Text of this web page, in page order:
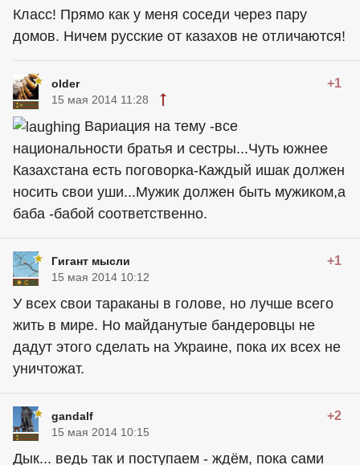
Класс! Прямо как у меня соседи через пару
домов. Ничем русские от казахов не отличаются!
older +1
15 мая 2014 11:28
Вариация на тему -все
национальности братья и сестры...Чуть южнее
Казахстана есть поговорка-Каждый ишак должен
носить свои уши...Мужик должен быть мужиком,а
баба -бабой соответственно.
Гигант мысли +1
15 мая 2014 10:12
У всех свои тараканы в голове, но лучше всего
жить в мире. Но майданутые бандеровцы не
дадут этого сделать на Украине, пока их всех не
уничтожат.
gandalf +2
15 мая 2014 10:15
Дык... ведь так и поступаем - ждём, пока сами